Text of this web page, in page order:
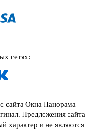
сетях:
сайта Окна Панорама
Предложения сайта
характер и не являются